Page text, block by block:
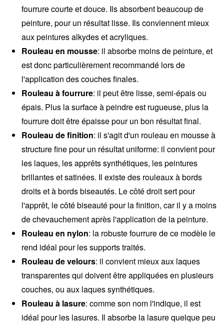
fourrure courte et douce. Ils absorbent beaucoup de
peinture, pour un résultat lisse. Ils conviennent mieux
aux peintures alkydes et acryliques.
Rouleau en mousse: il absorbe moins de peinture, et
est donc particulièrement recommandé lors de
l'application des couches finales.
Rouleau à fourrure: il peut être lisse, semi-épais ou
épais. Plus la surface à peindre est rugueuse, plus la
fourrure doit être épaisse pour un bon résultat final.
Rouleau de finition: il s'agit d'un rouleau en mousse à
structure fine pour un résultat uniforme: il convient pour
les laques, les apprêts synthétiques, les peintures
brillantes et satinées. Il existe des rouleaux à bords
droits et à bords biseautés. Le côté droit sert pour
l'apprêt, le côté biseauté pour la finition, car il y a moins
de chevauchement après l'application de la peinture.
Rouleau en nylon: la robuste fourrure de ce modèle le
rend idéal pour les supports traités.
Rouleau de velours: il convient mieux aux laques
transparentes qui doivent être appliquées en plusieurs
couches, ou aux laques synthétiques.
Rouleau à lasure: comme son nom l'indique, il est
idéal pour les lasures. Il absorbe la lasure quelque peu